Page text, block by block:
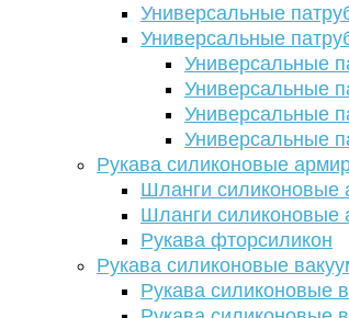
Универсальные
Универсальные
Универсальные
Универсальные
Универсальные
Универсальные
Рукава силиконовые
Шланги силиконовые
Шланги силиконовые
Рукава фторсиликон
Рукава силиконовые
Рукава силиконовые